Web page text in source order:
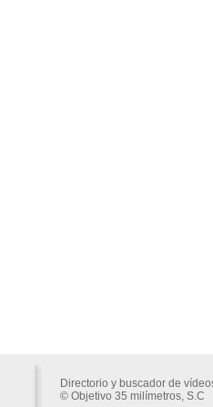
Directorio y buscador de
© Objetivo 35 milímetros, S.C